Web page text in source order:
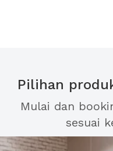
Pilihan
Mulai dan
sesuai